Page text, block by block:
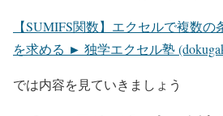
【SUMIFS関数】エクセルで複数
を求める ► 独学エクセル塾
では内容を見ていきましょう